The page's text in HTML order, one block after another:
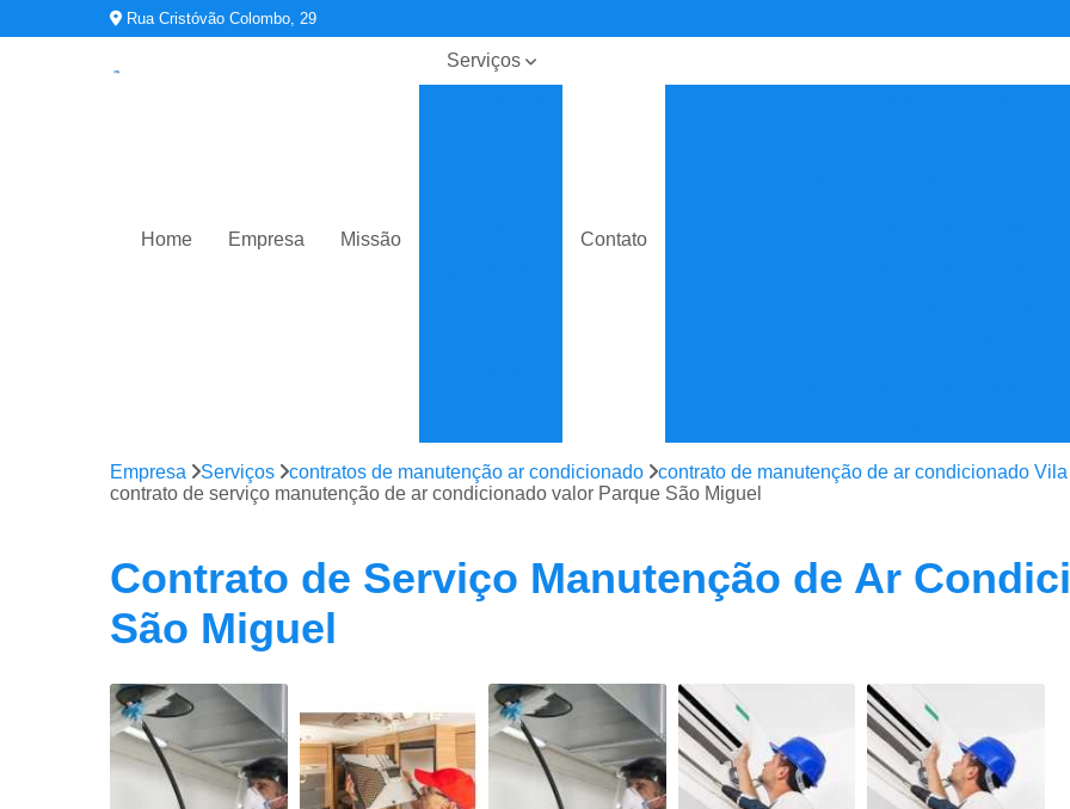
Rua Cristóvão Colombo, 29
Home Empresa Missão
Serviços
Sistemas de
climatização
Contato
Contrato Manutenção
Limpeza de Dutos Ar Condicionado
Limpeza de Dutos de Ar Condicionado
Limpeza de Dutos e Coifas
Limpeza de
Limpeza Dutos Ar Condicionado
Empresa Serviços contratos de manutenção ar condicionado
contrato de manutenção de ar condicionado
contrato de serviço manutenção de ar condicionado valor Parque São Miguel
Contrato de Serviço Manutenção de Ar
São Miguel